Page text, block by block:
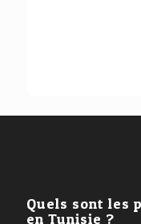
Quels sont les
en Tunisie ?